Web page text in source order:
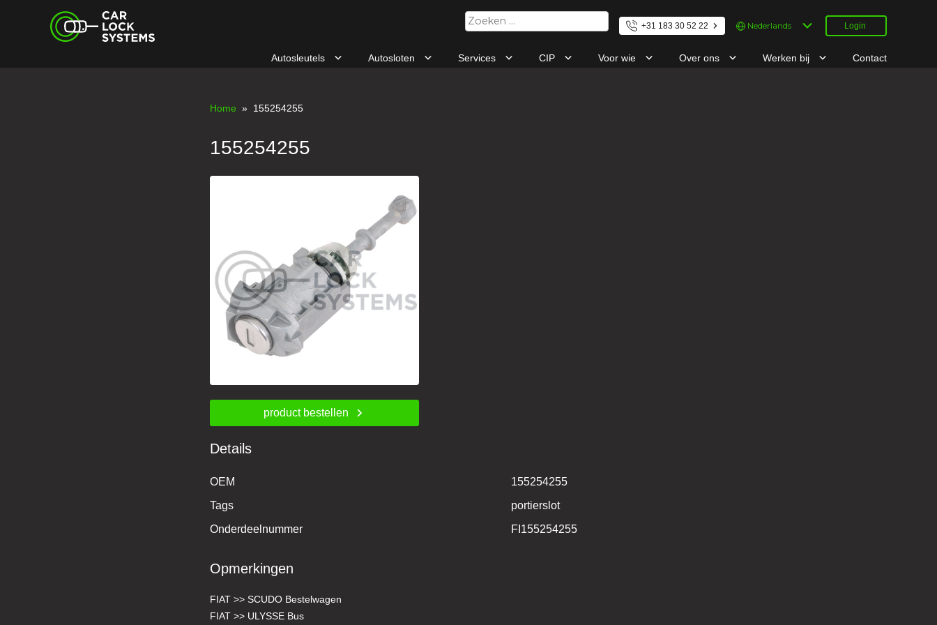
Car Lock Systems
Zoeken
naar:
+31 183 30 52 22
Kies
een
Login
Autosleutels Autosloten Services CIP Voor wie Over ons Werken bij Contact
Home » 155254255
155254255
product bestellen
Details
OEM
155254255
Tags
portierslot
Onderdeelnummer
FI155254255
Opmerkingen
FIAT >> SCUDO Bestelwagen
FIAT >> ULYSSE Bus